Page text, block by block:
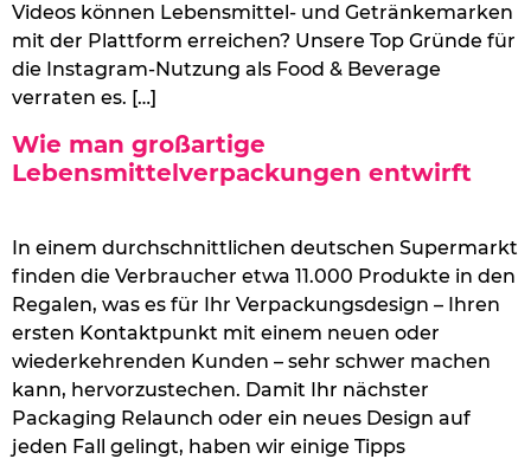
Videos können Lebensmittel- und Getränkemarken
mit der Plattform erreichen? Unsere Top Gründe für
die Instagram-Nutzung als Food & Beverage
verraten es. […]
Wie man großartige
Lebensmittelverpackungen entwirft
In einem durchschnittlichen deutschen Supermarkt
finden die Verbraucher etwa 11.000 Produkte in den
Regalen, was es für Ihr Verpackungsdesign – Ihren
ersten Kontaktpunkt mit einem neuen oder
wiederkehrenden Kunden – sehr schwer machen
kann, hervorzustechen. Damit Ihr nächster
Packaging Relaunch oder ein neues Design auf
jeden Fall gelingt, haben wir einige Tipps